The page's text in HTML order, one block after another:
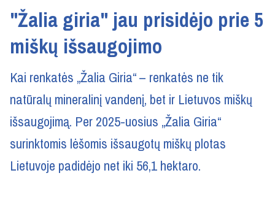
"Žalia giria" jau prisidėjo prie 5
miškų išsaugojimo
Kai renkatės „Žalia Giria“ – renkatės ne tik
natūralų mineralinį vandenį, bet ir Lietuvos miškų
išsaugojimą. Per 2025-uosius „Žalia Giria“
surinktomis lėšomis išsaugotų miškų plotas
Lietuvoje padidėjo net iki 56,1 hektaro.